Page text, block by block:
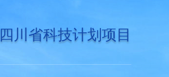
四川省科技计划项目